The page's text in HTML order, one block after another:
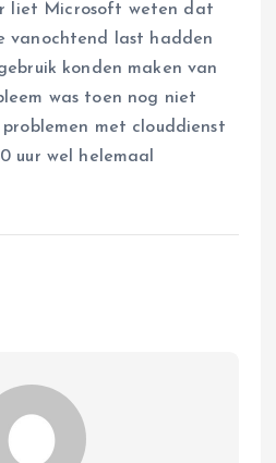
liet Microsoft weten dat
vanochtend last hadden
konden maken van
was toen nog niet
met clouddienst
uur wel helemaal